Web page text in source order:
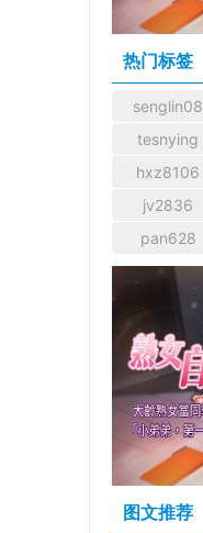
热门标签
senglin08
tesnying
hxz8106
jv2836
pan628
图文推荐